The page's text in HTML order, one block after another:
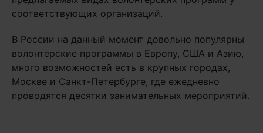
соответствующих организаций.
В России на данный момент довольно популярны
волонтерские программы в Европу, США и Азию,
много возможностей есть в крупных городах,
Москве и Санкт-Петербурге, где ежедневно
проводятся десятки занимательных мероприятий.